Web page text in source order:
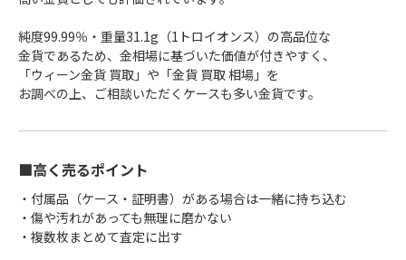
純度99.99％・重量31.1g（1トロイオンス）の高品位な
金貨であるため、金相場に基づいた価値が付きやすく、
「ウィーン金貨 買取」や「金貨 買取 相場」を
お調べの上、ご相談いただくケースも多い金貨です。
■高く売るポイント
・付属品（ケース・証明書）がある場合は一緒に持ち込む
・傷や汚れがあっても無理に磨かない
・複数枚まとめて査定に出す